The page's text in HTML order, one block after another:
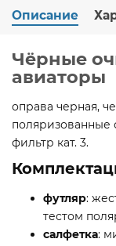
Описание
Чёрные
авиаторы
оправа черная,
поляризованные
фильтр кат. 3.
футляр:
тестом
салфетка: